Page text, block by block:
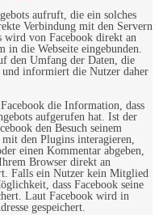
aufruft, die ein solches
Verbindung mit den Servern
wird von Facebook direkt an
in die Webseite eingebunden.
den Umfang der Daten, die
informiert die Nutzer daher
die Information, dass
aufgerufen hat. Ist der
den Besuch seinem
den Plugins interagieren,
einen Kommentar abgeben,
Browser direkt an
Falls ein Nutzer kein Mitglied
dass Facebook seine
Laut Facebook wird in
gespeichert.